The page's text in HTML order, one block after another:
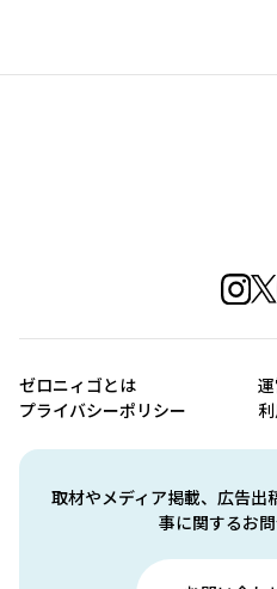
取材やメディア掲載、広告出
事に関するお
ゼロニィゴとは
プライバシーポリシー